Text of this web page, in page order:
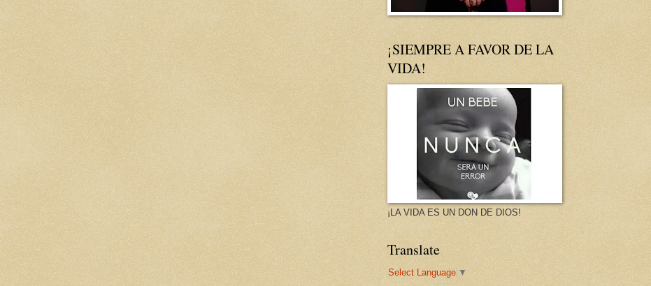
¡SIEMPRE A FAVOR DE LA
VIDA!
¡LA VIDA ES UN DON DE DIOS!
Translate
Select Language ▼